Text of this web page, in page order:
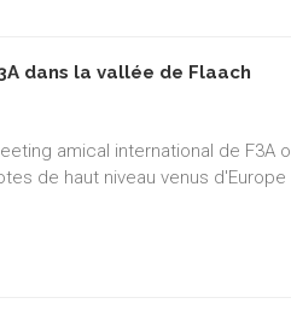
dans la vallée de Flaach
amical international de
de haut niveau venus